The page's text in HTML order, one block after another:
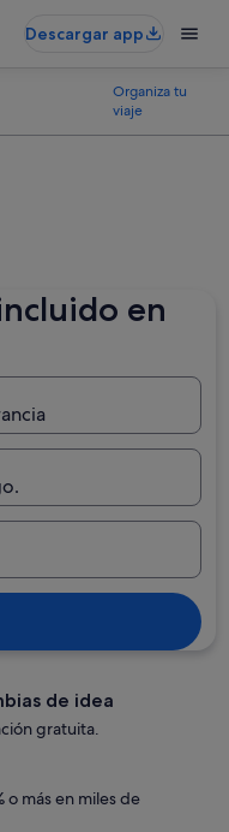
Descargar app
Organiza tu
viaje
en
de idea
gratuita.
o más en miles de